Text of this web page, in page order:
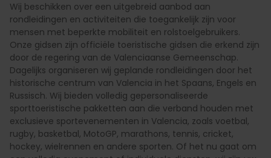
Wij beschikken over een uitgebreid aanbod aan
rondleidingen en activiteiten die toegankelijk zijn voor
mensen met beperkte mobiliteit en rolstoelgebruikers.
Onze gidsen zijn officiële toeristische gidsen die erkend zijn
door de regering van de Valenciaanse Gemeenschap.
Dagelijks organiseren wij geplande rondleidingen door het
historische centrum van Valencia in het Spaans, Engels en
Russisch. Wij bieden volledig gepersonaliseerde
sporttoeristische pakketten aan die verband houden met
exclusieve sportevenementen in Valencia, zoals voetbal,
rugby, basketbal, MotoGP, marathons, tennis, cricket,
hockey, wielrennen en andere sporten. Of het nu gaat om